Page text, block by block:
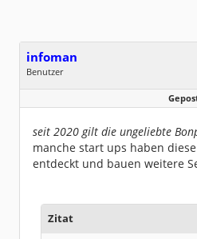
infoman
Benutzer
Geschlecht:
Dabei seit:
06 / 2008
seit 2020 gilt die ungeliebte
manche start ups haben
entdeckt und bauen weitere
Zitat